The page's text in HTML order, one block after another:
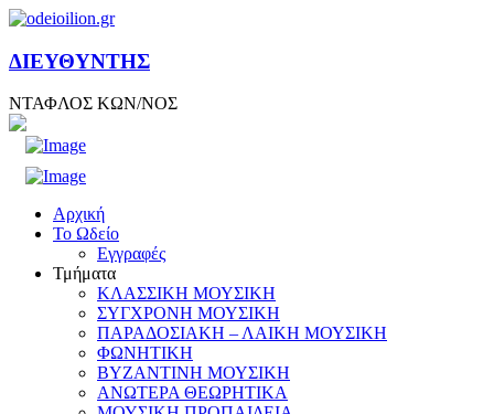
ΔΙΕΥΘΥΝΤΗΣ
ΝΤΑΦΛΟΣ ΚΩΝ/ΝΟΣ
Αρχική
Το Ωδείο
Εγγραφές
Τμήματα
ΚΛΑΣΣΙΚΗ ΜΟΥΣΙΚΗ
ΣΥΓΧΡΟΝΗ ΜΟΥΣΙΚΗ
ΠΑΡΑΔΟΣΙΑΚΗ – ΛΑΙΚΗ ΜΟΥΣΙΚΗ
ΦΩΝΗΤΙΚΗ
ΒΥΖΑΝΤΙΝΗ ΜΟΥΣΙΚΗ
ΑΝΩΤΕΡΑ ΘΕΩΡΗΤΙΚΑ